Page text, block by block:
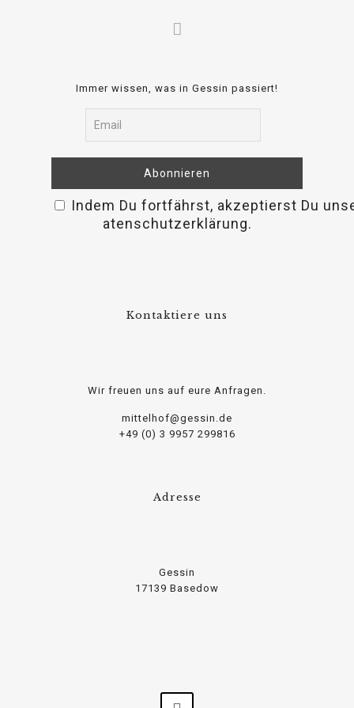
Immer wissen, was in Gessin passiert!
Indem Du fortfährst, akzeptierst Du
osteopathe-nyon-cabinet-monney
atenschutzerklärung.
Kontaktiere uns
Wir freuen uns auf eure Anfragen.
mittelhof@gessin.de
+49 (0) 3 9957 299816
Adresse
Gessin
17139 Basedow